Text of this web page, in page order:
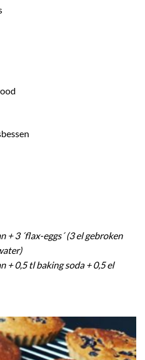
+ 3 ´flax-eggs´ (3 el gebroken
+ 0,5 tl baking soda + 0,5 el